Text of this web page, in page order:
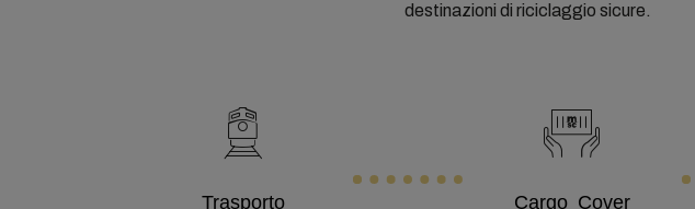
destinazioni di riciclaggio sicure.
Trasporto
Cargo Cover